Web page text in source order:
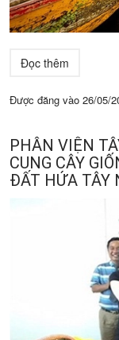
Đọc thêm
Được đăng vào 26/05/
PHÂN VIỆN
CUNG CÂY
ĐẤT HỨA TÂY